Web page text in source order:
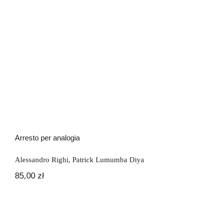
Arresto per analogia
Alessandro Righi, Patrick Lumumba Diya
85,00 zł